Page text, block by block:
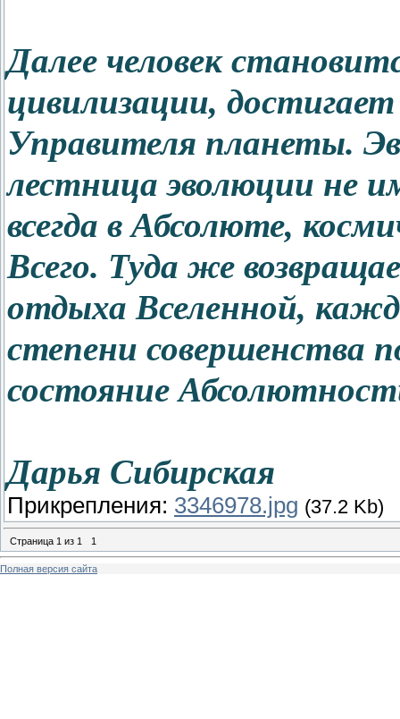
Далее человек
цивилизации,
Управителя планеты.
лестница эволюции не
всегда в Абсолюте,
Всего. Туда же
отдыха Вселенной,
степени совершенства
состояние
Дарья Сибирская
Прикрепления: 3346978.jpg (37.2 Kb)
Страница 1 из 1 1
Полная версия сайта